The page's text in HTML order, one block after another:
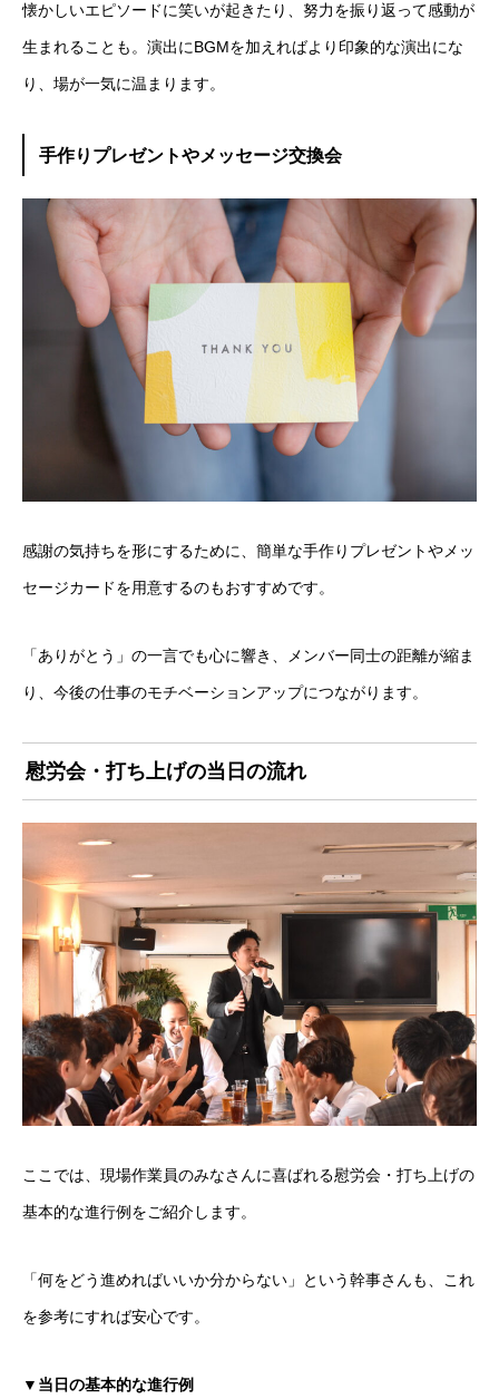
懐かしいエピソードに笑いが起きたり、努力を振り返って感動が
生まれることも。演出にBGMを加えればより印象的な演出にな
り、場が一気に温まります。
手作りプレゼントやメッセージ交換会
感謝の気持ちを形にするために、簡単な手作りプレゼントやメッ
セージカードを用意するのもおすすめです。
「ありがとう」の一言でも心に響き、メンバー同士の距離が縮ま
り、今後の仕事のモチベーションアップにつながります。
慰労会・打ち上げの当日の流れ
ここでは、現場作業員のみなさんに喜ばれる慰労会・打ち上げの
基本的な進行例をご紹介します。
「何をどう進めればいいか分からない」という幹事さんも、これ
を参考にすれば安心です。
▼当日の基本的な進行例